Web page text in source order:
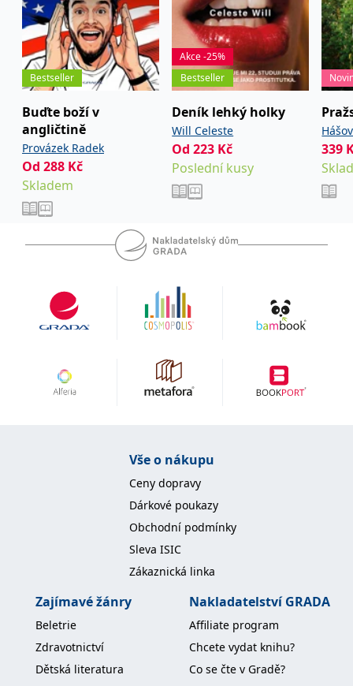
Bestseller
Buďte boží v
angličtině
Provázek Radek
Od 288 Kč
Skladem
Akce -25%
Bestseller
Deník lehký holky
Will Celeste
Od223 Kč
Poslední kusy
David
339
Vše o nákupu
Ceny dopravy
Dárkové poukazy
Obchodní podmínky
Sleva ISIC
Zákaznická linka
Zajímavé žánry
Beletrie
Zdravotnictví
Dětská literatura
Nakladatelství GRADA
Affiliate program
Chcete vydat knihu?
Co se čte v Gradě?